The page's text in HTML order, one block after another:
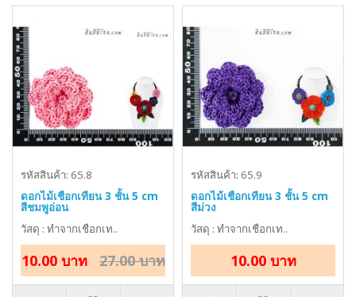
รหัสสินค้า: 65.8
ดอกไม้เชือกเทียน 3 ชั้น 5 cm
สีชมพูอ่อน
วัสดุ : ทำจากเชือกเท..
10.00 บาท 27.00 บาท
รหัสสินค้า: 65.9
ดอกไม้เชือกเทียน 3 ชั้น 5 cm
สีม่วง
วัสดุ : ทำจากเชือกเท..
10.00 บาท